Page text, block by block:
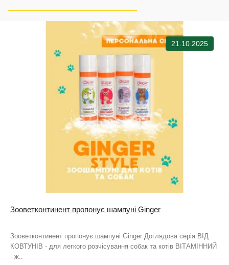
21.10.2025
Зооветконтинент пропонує шампуні Ginger
Зооветконтинент пропонує шампуні Ginger Доглядова серія ВІД
КОВТУНІВ - для легкого розчісування собак та котів ВІТАМІННИЙ
- ж..